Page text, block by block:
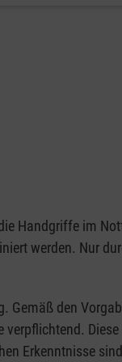
Handgriffe im
werden. Nur
Gemäß den
Diese
Erkenntnisse